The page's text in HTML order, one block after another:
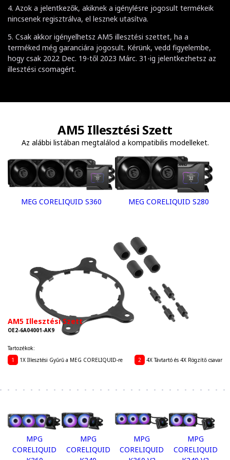
4. Azok a jelentkezők, akiknek a igénylésre jogosult termékeik
nincsenek regisztrálva, el lesznek utasítva.
5. Csak akkor igényelhetsz AM5 illesztési szettet, ha a
terméked még garanciára jogosult. Kérünk, vedd figyelembe,
hogy csak 2022 Dec. 19-től 2023 Márc. 31-ig jelentkezhetsz az
illesztési csomagért.
AM5 Illesztési Szett
Az alábbi listában megtalálod a kompatibilis modelleket.
MEG CORELIQUID S360 MEG CORELIQUID S280
AM5 Illesztési Szett
OE2-6A04001-AK9
Tartozékok:
1
1X Illesztési Gyűrű a MEG CORELIQUID-re 2 4X Távtartó és 4X Rögzítő csavar
MPG
CORELIQUID
MPG
CORELIQUID
MPG
CORELIQUID
MPG
CORELIQUID